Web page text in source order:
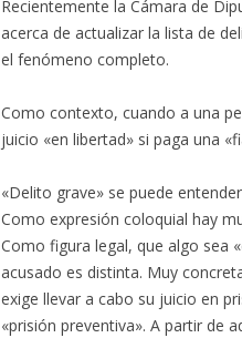
Recientemente la Cámara de
acerca de actualizar la lista de
el fenómeno completo.
Como contexto, cuando a una
juicio «en libertad» si paga una
«Delito grave» se puede
Como expresión coloquial hay
Como figura legal, que algo sea
acusado es distinta. Muy
exige llevar a cabo su juicio en
«prisión preventiva». A partir de